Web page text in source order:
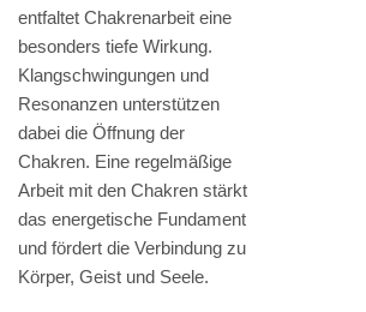
entfaltet Chakrenarbeit eine
besonders tiefe Wirkung.
Klangschwingungen und
Resonanzen unterstützen
dabei die Öffnung der
Chakren. Eine regelmäßige
Arbeit mit den Chakren stärkt
das energetische Fundament
und fördert die Verbindung zu
Körper, Geist und Seele.